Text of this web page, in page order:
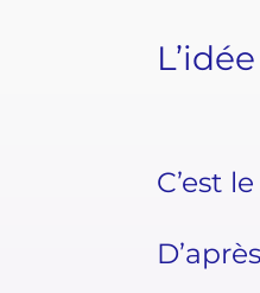
C’est